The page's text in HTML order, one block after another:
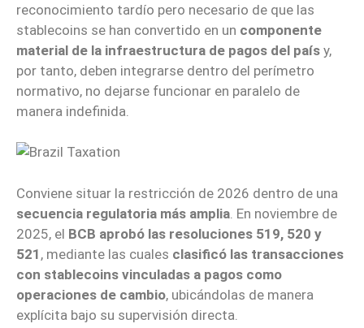
reconocimiento tardío pero necesario de que las
stablecoins se han convertido en un componente
material de la infraestructura de pagos del país y,
por tanto, deben integrarse dentro del perímetro
normativo, no dejarse funcionar en paralelo de
manera indefinida.
Conviene situar la restricción de 2026 dentro de una
secuencia regulatoria más amplia . En noviembre de
2025, el BCB aprobó las resoluciones 519, 520 y
521 , mediante las cuales clasificó las transacciones
con stablecoins vinculadas a pagos como
operaciones de cambio, ubicándolas de manera
explícita bajo su supervisión directa.